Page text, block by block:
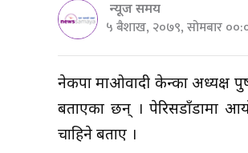
न्यूज समय
५ बैशाख, २०७९, सोमबार
नेकपा माओवादी केन्द्रका
बताएका छन् । पेरिसडाँडामा
चाहिने बताए ।